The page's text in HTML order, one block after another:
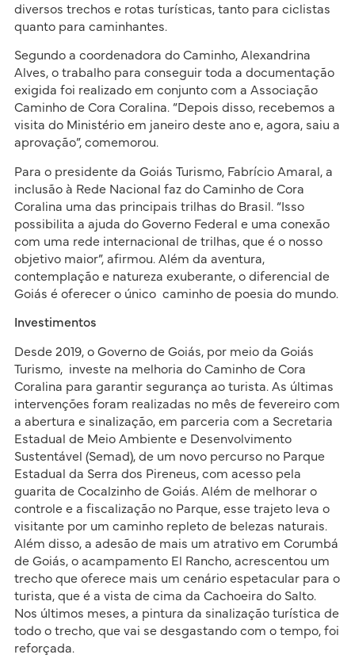
diversos trechos e rotas turísticas, tanto para ciclistas
quanto para caminhantes.
Segundo a coordenadora do Caminho, Alexandrina
Alves, o trabalho para conseguir toda a documentação
exigida foi realizado em conjunto com a Associação
Caminho de Cora Coralina. “Depois disso, recebemos a
visita do Ministério em janeiro deste ano e, agora, saiu a
aprovação”, comemorou.
Para o presidente da Goiás Turismo, Fabrício Amaral, a
inclusão à Rede Nacional faz do Caminho de Cora
Coralina uma das principais trilhas do Brasil. “Isso
possibilita a ajuda do Governo Federal e uma conexão
com uma rede internacional de trilhas, que é o nosso
objetivo maior”, afirmou. Além da aventura,
contemplação e natureza exuberante, o diferencial de
Goiás é oferecer o único caminho de poesia do mundo.
Investimentos
Desde 2019, o Governo de Goiás, por meio da Goiás
Turismo, investe na melhoria do Caminho de Cora
Coralina para garantir segurança ao turista. As últimas
intervenções foram realizadas no mês de fevereiro com
a abertura e sinalização, em parceria com a Secretaria
Estadual de Meio Ambiente e Desenvolvimento
Sustentável (Semad), de um novo percurso no Parque
Estadual da Serra dos Pireneus, com acesso pela
guarita de Cocalzinho de Goiás. Além de melhorar o
controle e a fiscalização no Parque, esse trajeto leva o
visitante por um caminho repleto de belezas naturais.
Além disso, a adesão de mais um atrativo em Corumbá
de Goiás, o acampamento El Rancho, acrescentou um
trecho que oferece mais um cenário espetacular para o
turista, que é a vista de cima da Cachoeira do Salto.
Nos últimos meses, a pintura da sinalização turística de
todo o trecho, que vai se desgastando com o tempo, foi
reforçada.